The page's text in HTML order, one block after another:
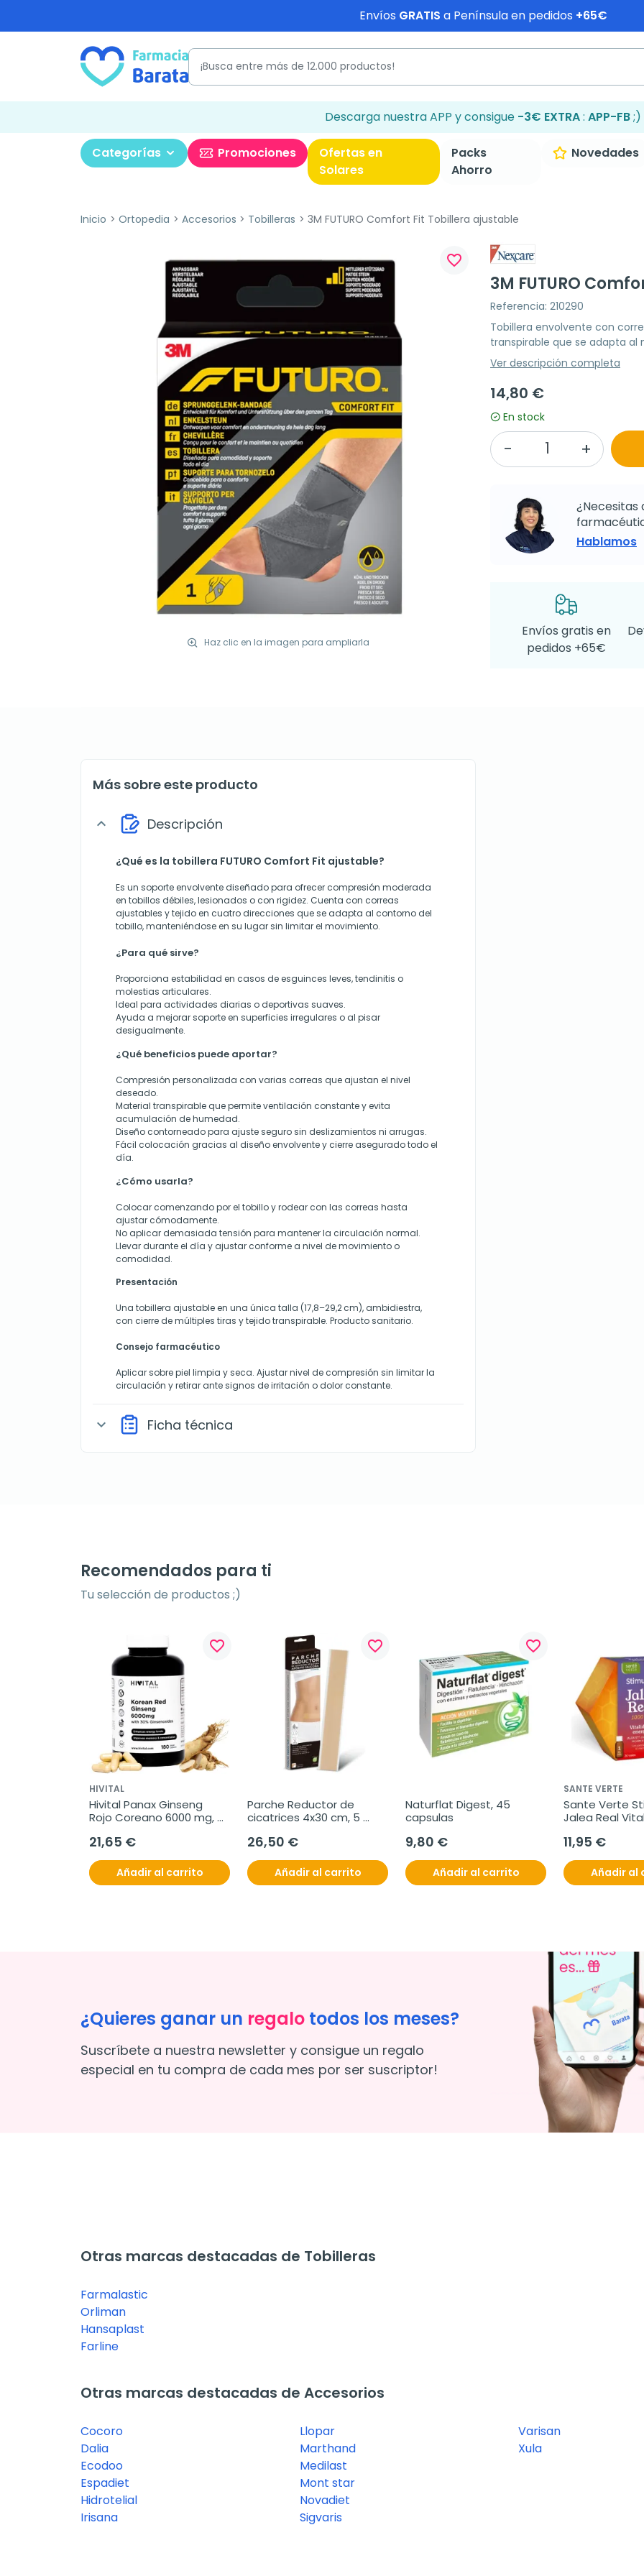
Envíos GRATIS a Península en pedidos +65€
Descarga nuestra APP y consigue -3€ EXTRA: APP-FB;)
Categorías Promociones
Ofertas en
Solares
Packs
Ahorro
Novedades
Inicio Ortopedia Accesorios Tobilleras 3M FUTURO Comfort Fit Tobillera ajustable
Haz clic en la imagen para ampliarla
favorite_border
3M FUTURO
Referencia: 210290
Tobillera envolvente con
transpirable que se adapta al
Ver descripción completa
14,80 €
En stock
¿Necesitas
Hablamos
Envíos gratis en
pedidos +65€
Más sobre este producto
expand_more Descripción
¿Qué es la tobillera FUTURO Comfort Fit ajustable?
Es un soporte envolvente diseñado para ofrecer compresión moderada
en tobillos débiles, lesionados o con rigidez. Cuenta con correas
ajustables y tejido en cuatro direcciones que se adapta al contorno del
tobillo, manteniéndose en su lugar sin limitar el movimiento.
¿Para qué sirve?
Proporciona estabilidad en casos de esguinces leves, tendinitis o
molestias articulares.
Ideal para actividades diarias o deportivas suaves.
Ayuda a mejorar soporte en superficies irregulares o al pisar
desigualmente.
¿Qué beneficios puede aportar?
Compresión personalizada con varias correas que ajustan el nivel
deseado.
Material transpirable que permite ventilación constante y evita
acumulación de humedad.
Diseño contorneado para ajuste seguro sin deslizamientos ni arrugas.
Fácil colocación gracias al diseño envolvente y cierre asegurado todo el
día.
¿Cómo usarla?
Colocar comenzando por el tobillo y rodear con las correas hasta
ajustar cómodamente.
No aplicar demasiada tensión para mantener la circulación normal.
Llevar durante el día y ajustar conforme a nivel de movimiento o
comodidad.
Presentación
Una tobillera ajustable en una única talla (17,8–29,2 cm), ambidiestra,
con cierre de múltiples tiras y tejido transpirable. Producto sanitario.
Consejo farmacéutico
Aplicar sobre piel limpia y seca. Ajustar nivel de compresión sin limitar la
circulación y retirar ante signos de irritación o dolor constante.
expand_more Ficha técnica
Recomendados para ti
Tu selección de productos ;)
favorite_border
HIVITAL
Hivital Panax Ginseng
Rojo Coreano 6000 mg,
21,65 €
Añadir al carrito
favorite_border
Parche Reductor de
cicatrices 4x30 cm, 5
26,50 €
Añadir al carrito
favorite_border
Naturflat Digest, 45
capsulas
9,80 €
Añadir al carrito
SANTE VERTE
Sante Verte
Jalea Real
11,95 €
Añadir al
¿Quieres ganar un regalo todos los meses?
Suscríbete a nuestra newsletter y consigue un regalo
especial en tu compra de cada mes por ser suscriptor!
Otras marcas destacadas de Tobilleras
Farmalastic
Orliman
Hansaplast
Farline
Otras marcas destacadas de Accesorios
Cocoro
Dalia
Ecodoo
Espadiet
Hidrotelial
Irisana
Llopar
Marthand
Medilast
Mont star
Novadiet
Sigvaris
Varisan
Xula